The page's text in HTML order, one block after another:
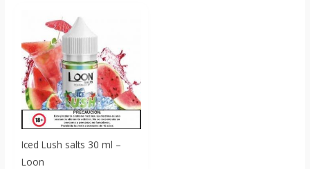
Iced Lush salts 30 ml –
Loon